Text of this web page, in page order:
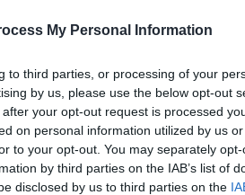
My Personal Information
to third parties, or processing of your
by us, please use the below opt-out
your opt-out request is processed
on personal information utilized by us
to your opt-out. You may separately
by third parties on the IAB’s list of
disclosed by us to third parties on the
che pongono al centro la tutela
del nostro tempo. Come
equilibri naturali e orientato a
di medio e lungo
piena e solida collaborazione
- Il progetto pilota Green
garantirà il proprio contributo,
Le sfide ambientali non possono
che possiamo costruire un